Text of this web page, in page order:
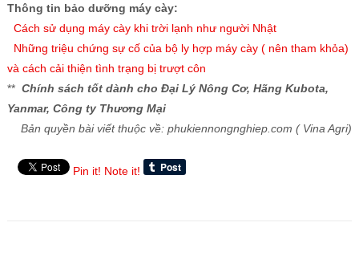
Thông tin bảo dưỡng máy cày:
Cách sử dụng máy cày khi trời lạnh như người Nhật
Những triệu chứng sự cố của bộ ly hợp máy cày ( nên tham khỏa)
và cách cải thiện tình trạng bị trượt côn
** Chính sách tốt dành cho Đại Lý Nông Cơ, Hãng Kubota,
Yanmar, Công ty Thương Mại
Bản quyền bài viết thuộc về: phukiennongnghiep.com ( Vina Agri)
Pin it! Note it!